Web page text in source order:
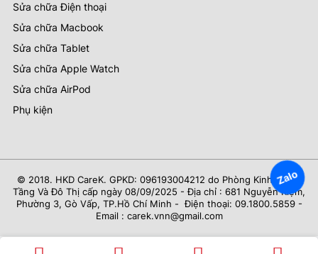
Sửa chữa Điện thoại
Sửa chữa Macbook
Sửa chữa Tablet
Sửa chữa Apple Watch
Sửa chữa AirPod
Phụ kiện
© 2018. HKD CareK. GPKD: 096193004212 do Phòng Kinh Tế Hạ
Tầng Và Đô Thị cấp ngày 08/09/2025 - Địa chỉ : 681 Nguyễn Kiệm,
Phường 3, Gò Vấp, TP.Hồ Chí Minh - Điện thoại: 09.1800.5859 -
Email : carek.vnn@gmail.com
Zalo